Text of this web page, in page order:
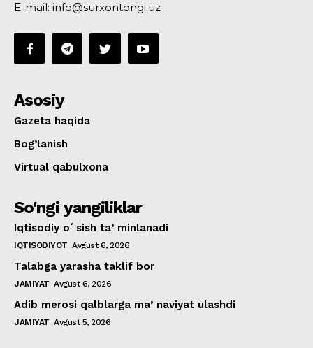
E-mail: info@surxontongi.uz
Asosiy
Gazeta haqida
Bog’lanish
Virtual qabulxona
So'ngi yangiliklar
Iqtisodiy oʻsish taʼminlanadi
IQTISODIYOT Avgust 6, 2026
Talabga yarasha taklif bor
JAMIYAT Avgust 6, 2026
Adib merosi qalblarga maʼnaviyat ulashdi
JAMIYAT Avgust 5, 2026